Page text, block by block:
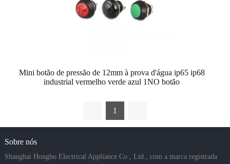
Mini botão de pressão de 12mm à prova d'água ip65 ip68
industrial vermelho verde azul 1NO botão
1
Sobre nós
Shanghai Hongbo Electrical Appliance Co., Ltd., com a marca registrada